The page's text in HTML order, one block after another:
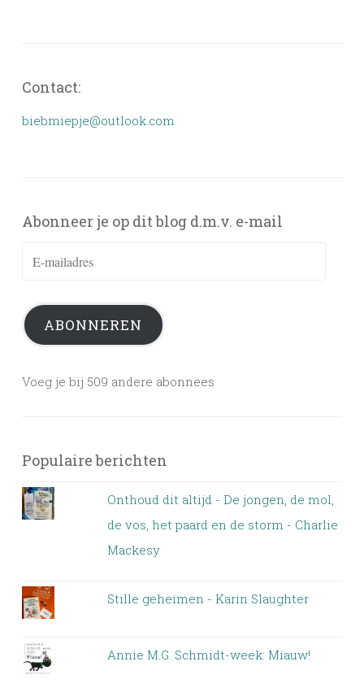
Contact:
biebmiepje@outlook.com
Abonneer je op dit blog d.m.v. e-mail
ABONNEREN
Voeg je bij 509 andere abonnees
Populaire berichten
Onthoud dit altijd - De jongen, de mol,
de vos, het paard en de storm - Charlie
Mackesy
Stille geheimen - Karin Slaughter
Annie M.G. Schmidt-week: Miauw!